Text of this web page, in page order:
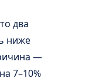
два
ниже
—
7–10%